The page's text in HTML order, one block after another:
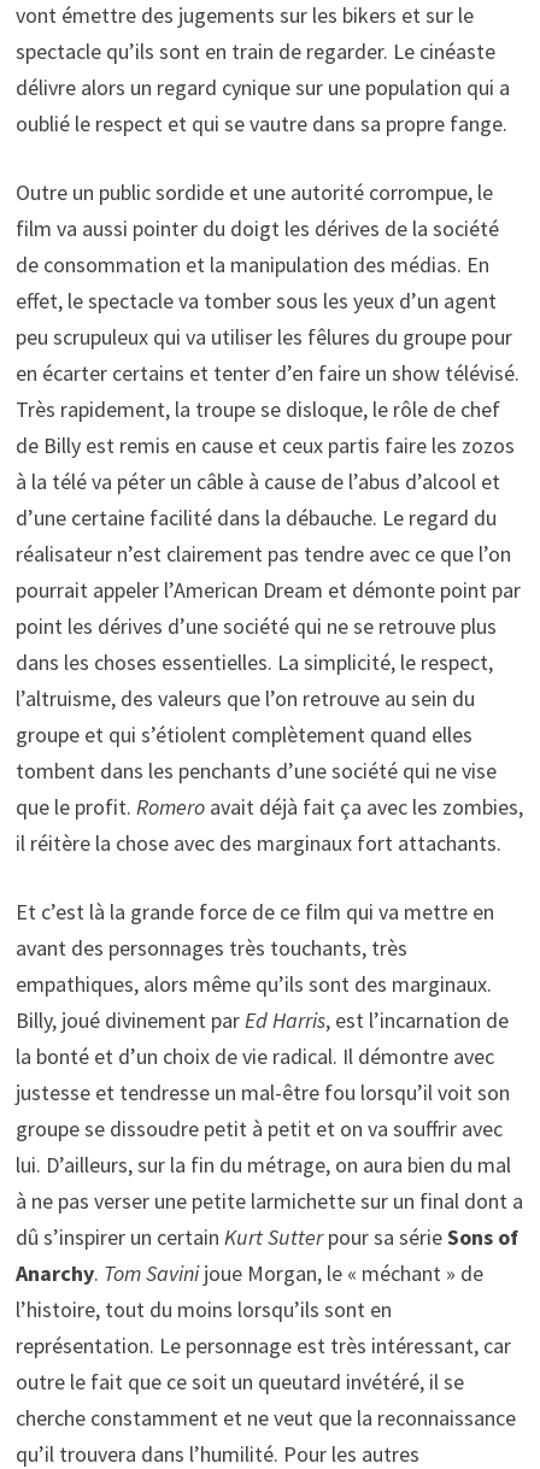
vont émettre des jugements sur les bikers et sur le
spectacle qu’ils sont en train de regarder. Le cinéaste
délivre alors un regard cynique sur une population qui a
oublié le respect et qui se vautre dans sa propre fange.
Outre un public sordide et une autorité corrompue, le
film va aussi pointer du doigt les dérives de la société
de consommation et la manipulation des médias. En
effet, le spectacle va tomber sous les yeux d’un agent
peu scrupuleux qui va utiliser les fêlures du groupe pour
en écarter certains et tenter d’en faire un show télévisé.
Très rapidement, la troupe se disloque, le rôle de chef
de Billy est remis en cause et ceux partis faire les zozos
à la télé va péter un câble à cause de l’abus d’alcool et
d’une certaine facilité dans la débauche. Le regard du
réalisateur n’est clairement pas tendre avec ce que l’on
pourrait appeler l’American Dream et démonte point par
point les dérives d’une société qui ne se retrouve plus
dans les choses essentielles. La simplicité, le respect,
l’altruisme, des valeurs que l’on retrouve au sein du
groupe et qui s’étiolent complètement quand elles
tombent dans les penchants d’une société qui ne vise
que le profit. Romeroavait déjà fait ça avec les zombies,
il réitère la chose avec des marginaux fort attachants.
Et c’est là la grande force de ce film qui va mettre en
avant des personnages très touchants, très
empathiques, alors même qu’ils sont des marginaux.
Billy, joué divinement parEd Harris, est l’incarnation de
la bonté et d’un choix de vie radical. Il démontre avec
justesse et tendresse un mal-être fou lorsqu’il voit son
groupe se dissoudre petit à petit et on va souffrir avec
lui. D’ailleurs, sur la fin du métrage, on aura bien du mal
à ne pas verser une petite larmichette sur un final dont a
dû s’inspirer un certain Kurt Sutterpour sa sérieSons of
Anarchy. Tom Savinijoue Morgan, le « méchant » de
l’histoire, tout du moins lorsqu’ils sont en
représentation. Le personnage est très intéressant, car
outre le fait que ce soit un queutard invétéré, il se
cherche constamment et ne veut que la reconnaissance
qu’il trouvera dans l’humilité. Pour les autres